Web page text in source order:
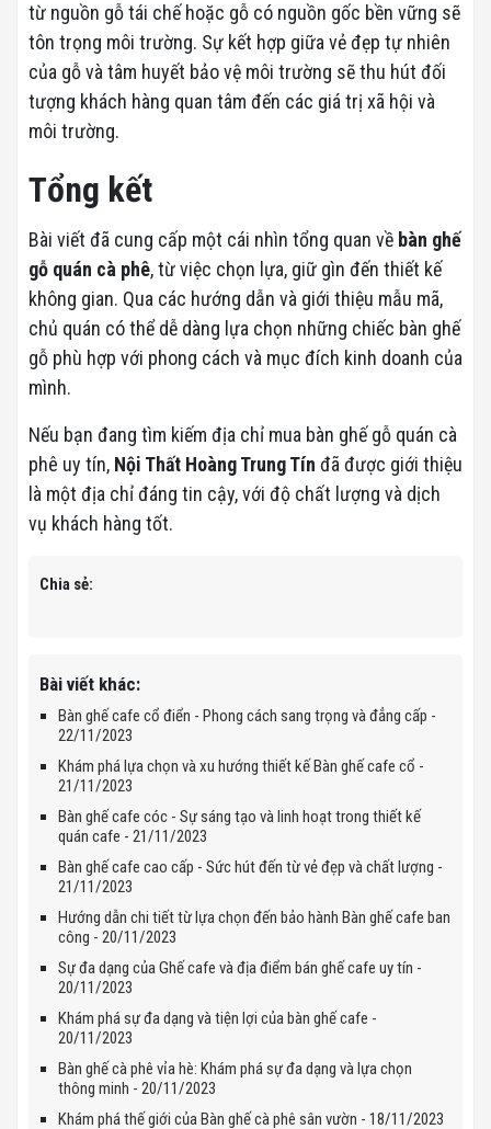
từ nguồn gỗ tái chế hoặc gỗ có nguồn gốc bền vững sẽ
tôn trọng môi trường. Sự kết hợp giữa vẻ đẹp tự nhiên
của gỗ và tâm huyết bảo vệ môi trường sẽ thu hút đối
tượng khách hàng quan tâm đến các giá trị xã hội và
môi trường.
Tổng kết
Bài viết đã cung cấp một cái nhìn tổng quan về bàn ghế
gỗ quán cà phê, từ việc chọn lựa, giữ gìn đến thiết kế
không gian. Qua các hướng dẫn và giới thiệu mẫu mã,
chủ quán có thể dễ dàng lựa chọn những chiếc bàn ghế
gỗ phù hợp với phong cách và mục đích kinh doanh của
mình.
Nếu bạn đang tìm kiếm địa chỉ mua bàn ghế gỗ quán cà
phê uy tín, Nội Thất Hoàng Trung Tín đã được giới thiệu
là một địa chỉ đáng tin cậy, với độ chất lượng và dịch
vụ khách hàng tốt.
Chia sẻ:
Bài viết khác:
Bàn ghế cafe cổ điển - Phong cách sang trọng và đẳng cấp -
22/11/2023
Khám phá lựa chọn và xu hướng thiết kế Bàn ghế cafe cổ -
21/11/2023
Bàn ghế cafe cóc - Sự sáng tạo và linh hoạt trong thiết kế
quán cafe - 21/11/2023
Bàn ghế cafe cao cấp - Sức hút đến từ vẻ đẹp và chất lượng -
21/11/2023
Hướng dẫn chi tiết từ lựa chọn đến bảo hành Bàn ghế cafe ban
công - 20/11/2023
Sự đa dạng của Ghế cafe và địa điểm bán ghế cafe uy tín -
20/11/2023
Khám phá sự đa dạng và tiện lợi của bàn ghế cafe -
20/11/2023
Bàn ghế cà phê vỉa hè: Khám phá sự đa dạng và lựa chọn
thông minh - 20/11/2023
Khám phá thế giới của Bàn ghế cà phê sân vườn - 18/11/2023